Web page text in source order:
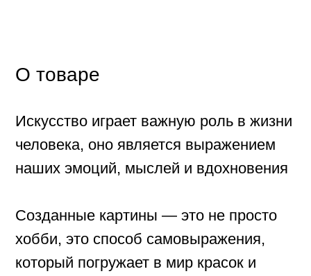
Детали
форм, открывает новые перспективы
для реализации больших планов.
мир по-новому, передавая чувства и
Наши картины — это не только про